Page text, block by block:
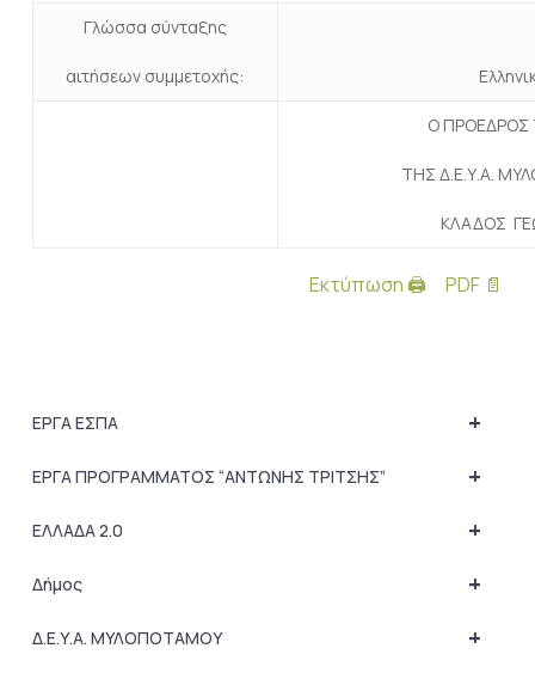
Γλώσσα σύνταξης
αιτήσεων συμμετοχής:
Ο ΠΡΟΕΔΡΟΣ
ΤΗΣ Δ.Ε.Υ.Α.
ΚΛΑΔΟΣ
Εκτύπωση 🖨 PDF 📄
+
ΕΡΓΑ ΕΣΠΑ
+
ΕΡΓΑ ΠΡΟΓΡΑΜΜΑΤΟΣ “ΑΝΤΩΝΗΣ ΤΡΙΤΣΗΣ”
+
ΕΛΛΑΔΑ 2.0
+
Δήμος
+
Δ.Ε.Υ.Α. ΜΥΛΟΠΟΤΑΜΟΥ